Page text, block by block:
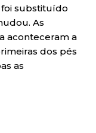
foi substituído
As
aconteceram a
dos pés
as